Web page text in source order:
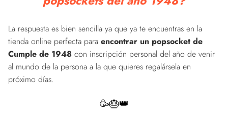
La respuesta es bien sencilla ya que ya te encuentras en la
tienda online perfecta para encontrar un popsocket de
Cumple de 1948 con inscripción personal del año de venir
al mundo de la persona a la que quieres regalársela en
próximo días.
🥳🎂👑